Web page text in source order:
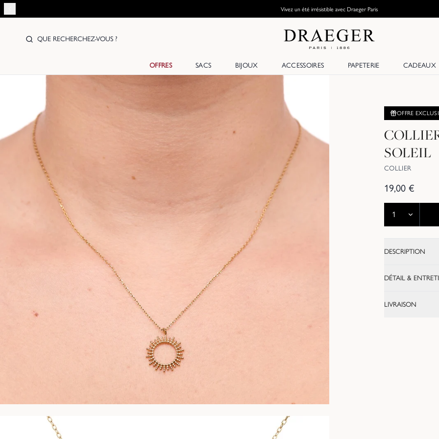
Vivez un été irrésistible avec Draeger Paris
QUE RECHERCHEZ-VOUS ?
OFFRES SACS BIJOUX ACCESSOIRES PAPETERIE CADEAUX
OFFRE
SOLEIL
COLLIER
19,00 €
DESCRIPTION
DÉTAIL &
LIVRAISON